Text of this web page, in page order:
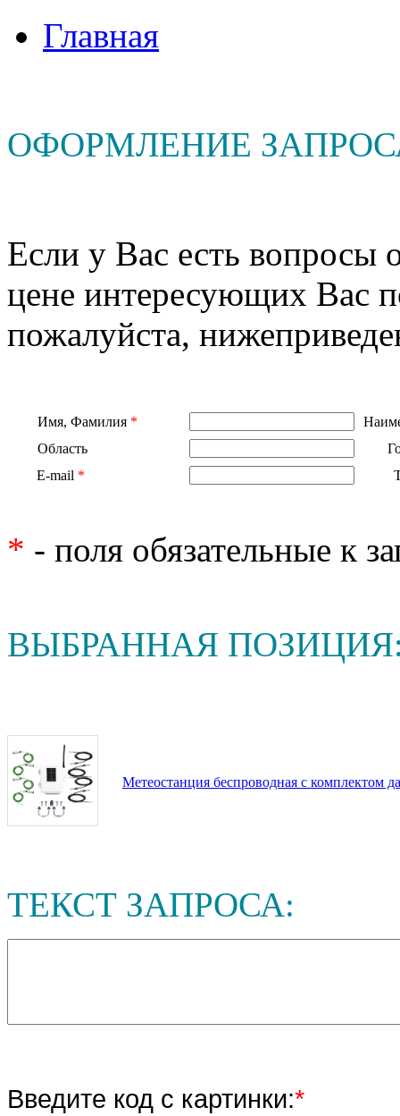
Главная
ОФОРМЛЕНИЕ
Если у Вас есть вопросы
цене интересующих Вас
пожалуйста,
Имя, Фамилия *
Область
E-mail *
* - поля обязательные к
ВЫБРАННАЯ
Метеостанция беспроводная c комплектом
ТЕКСТ ЗАПРОСА:
Введите код с картинки:*